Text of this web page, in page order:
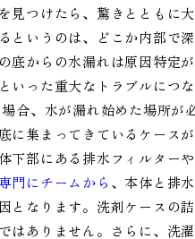
見つけたら、驚きとともに
というのは、どこか内部で
底からの水漏れは原因特定
いった重大なトラブルにつ
合、水が漏れ始めた場所
に集まってきているケース
下部にある排水フィルター
門にチームから 、本体と排
となります。洗剤ケースの
はありません。さらに、洗